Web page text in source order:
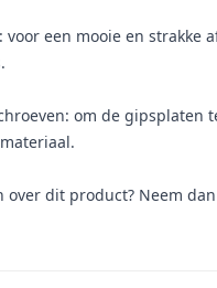
voor een mooie en strakke
om de gipsplaten
over dit product? Neem